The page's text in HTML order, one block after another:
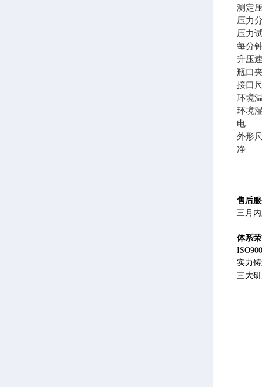
测定
压力
压力
每分
升压
瓶口
接口
环境
环境
电
外形
净
售后
三月
体系
实力
三大